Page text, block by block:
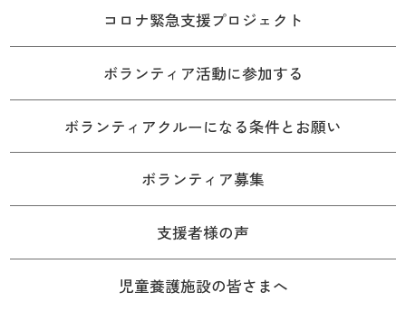
コロナ緊急支援プロジェクト
ボランティア活動に参加する
ボランティアクルーになる条件とお願い
ボランティア募集
支援者様の声
児童養護施設の皆さまへ